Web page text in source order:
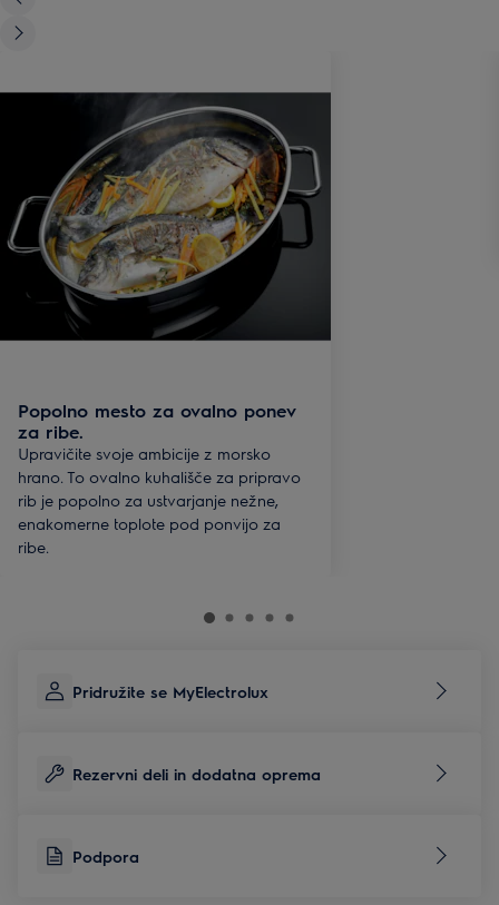
Popolno mesto za ovalno ponev
za ribe.
Upravičite svoje ambicije z morsko
hrano. To ovalno kuhališče za pripravo
rib je popolno za ustvarjanje nežne,
enakomerne toplote pod ponvijo za
ribe.
Pridružite se MyElectrolux
Rezervni deli in dodatna oprema
Podpora